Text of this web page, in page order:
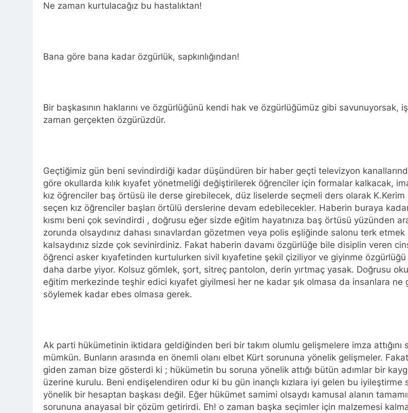
Barış ancak Kürt halkının meşru haklarının tanınması ile
Hak ve Özgürlükler Partisi-HAK-PAR Heyeti, Hewler’de KDP
HAK-PAR Heyeti Hewler’de KDP ALAKAD ile görüştü HAK-
HAK-PAR Başkanlık Kurulu; ‘KÜRT HALKI HAK VE
Lozan Antlaşması üzerinden 102 yıl geçse de; Kürt milleti
1 Yıl Ago
MECLÎSA PARTİYA HAK-PARê: Têkçûna heyî têkçûna rê û
yên rast bibin yek.
1 Yıl Ago
YENİLEN YANLIŞ YOL VE YÖNTEMLERDİR. KÜRTLER
1 Yıl Ago
HAK-PAR Genel Başkanı Düzgün Kaplan’ın Kurdistan partileri
Partisi – Türkiye (KDP-T), Kürdistan Sosyalist Partisi (PSK) ve
düzenledikleri çalıştayda yaptığı konuşma:
1 Yıl Ago
HAK-PAR MERKEZİ KADIN KOMİSYONU HEWLER’DE ENKS Yİ
HAK-PAR KADIN HEYETİ ALAKAD’I ZİYARET ETTİ.
1 Yıl Ago
HAK-PAR kadın komisyonu üyesi Berin Eren Kurdistan24 te
1 Yıl Ago
HAK-PAR PM üyesi Siracettin Sarı; Almanya-Bottrop’da
konferans verdi.
Ne zaman kurtulacağız bu hastalıktan!
Bana göre bana kadar özgürlük, sapkınlığından!
Bir başkasının haklarını ve özgürlüğünü kendi hak ve özgürlüğümüz gibi savunuyorsak,
zaman gerçekten özgürüzdür.
Geçtiğimiz gün beni sevindirdiği kadar düşündüren bir haber geçti televizyon
göre okullarda kılık kıyafet yönetmeliği değiştirilerek öğrenciler için formalar kalkacak,
kız öğrenciler baş örtüsü ile derse girebilecek, düz liselerde seçmeli ders olarak K.Kerim
seçen kız öğrenciler başları örtülü derslerine devam edebilecekler. Haberin buraya
kısmı beni çok sevindirdi , doğrusu eğer sizde eğitim hayatınıza baş örtüsü yüzünden
zorunda olsaydınız dahası sınavlardan gözetmen veya polis eşliğinde salonu terk
kalsaydınız sizde çok sevinirdiniz. Fakat haberin davamı özgürlüğe bile disiplin veren
öğrenci asker kıyafetinden kurtulurken sivil kıyafetine şekil çiziliyor ve giyinme
daha darbe yiyor. Kolsuz gömlek, şort, sitreç pantolon, derin yırtmaç yasak. Doğrusu
eğitim merkezinde teşhir edici kıyafet giyilmesi her ne kadar şık olmasa da insanlara ne
söylemek kadar ebes olmasa gerek.
Ak parti hükümetinin iktidara geldiğinden beri bir takım olumlu gelişmelere imza attığını
mümkün. Bunların arasında en önemli olanı elbet Kürt sorununa yönelik gelişmeler.
giden zaman bize gösterdi ki ; hükümetin bu soruna yönelik attığı bütün adımlar bir
üzerine kurulu. Beni endişelendiren odur ki bu gün inançlı kızlara iyi gelen bu iyileştirme
yönelik bir hesaptan başkası değil. Eğer hükümet samimi olsaydı kamusal alanın
sorununa anayasal bir çözüm getirirdi. Eh! o zaman başka seçimler için malzemesi